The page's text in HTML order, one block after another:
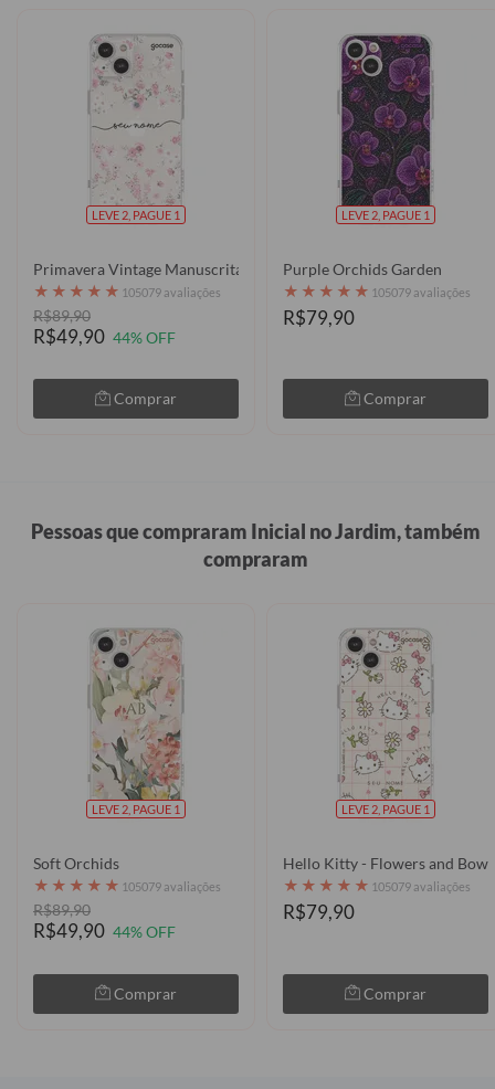
LEVE 2, PAGUE 1
Primavera Vintage Manuscrita Clean
★ ★ ★ ★ ★ 105079 avaliações
R$89,90
R$49,90 44% OFF
Comprar
LEVE 2, PAGUE 1
Purple Orchids Garden
★ ★ ★ ★ ★ 105079 avaliações
R$79,90
Comprar
Pessoas que compraram Inicial no Jardim, também
compraram
LEVE 2, PAGUE 1
Soft Orchids
★ ★ ★ ★ ★ 105079 avaliações
R$89,90
R$49,90 44% OFF
Comprar
LEVE 2, PAGUE 1
Hello Kitty - Flowers and Bows
★ ★ ★ ★ ★ 105079 avaliações
R$79,90
Comprar